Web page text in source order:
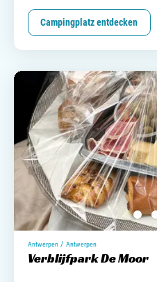
Campingplatz entdecken
Antwerpen / Antwerpen
Verblijfpark De Moor